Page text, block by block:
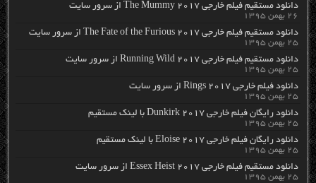
دانلود مستقیم فیلم خارجی The Mummy 2017 از سرور سایت
۲۶ بهمن ۱۳۹۵
دانلود مستقیم فیلم خارجی The Fate of the Furious 2017 از سرور سایت
۲۵ بهمن ۱۳۹۵
دانلود مستقیم فیلم خارجی Running Wild 2017 از سرور سایت
۲۵ بهمن ۱۳۹۵
دانلود فیلم خارجی Rings 2017 از سرور سایت
۲۵ بهمن ۱۳۹۵
دانلود رایگان فیلم خارجی Dunkirk 2017 با لینک مستقیم
۲۵ بهمن ۱۳۹۵
دانلود رایگان فیلم خارجی Eloise 2017 با لینک مستقیم
۲۵ بهمن ۱۳۹۵
دانلود مستقیم فیلم خارجی Essex Heist 2017 از سرور سایت
۲۵ بهمن ۱۳۹۵